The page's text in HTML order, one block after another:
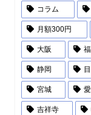
コラム
月額300円
大阪
静岡
宮城
吉祥寺